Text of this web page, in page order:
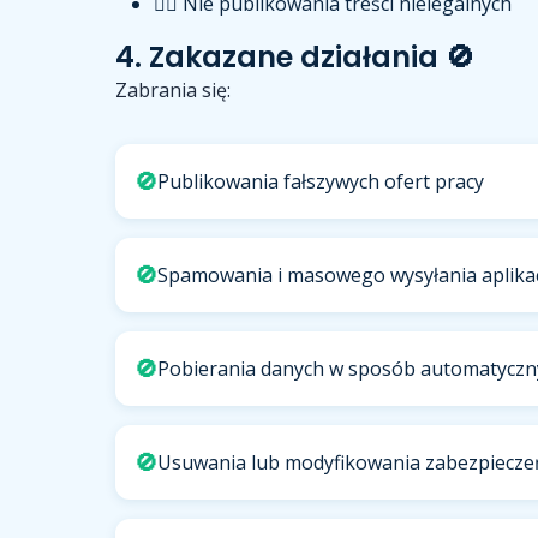
4. Zakazane działania 🚫
Zabrania się:
🚫Publikowania fałszywych ofert pracy
🚫Spamowania i masowego wysyłania
🚫Pobierania danych w sposób
🚫Usuwania lub modyfikowania